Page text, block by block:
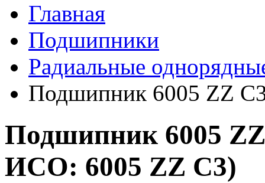
Главная
Подшипники
Радиальные
Подшипник 6005 ZZ
Подшипник 6005
ИСО: 6005 ZZ C3)